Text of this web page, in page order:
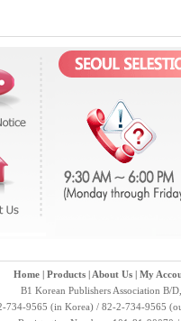
Home| Products| About Us| My
B1 Korean Publishers Association B/
734-9565 (in Korea) / 82-2-734-9565